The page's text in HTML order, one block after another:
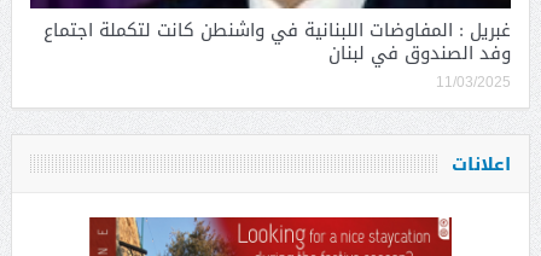
غبريل : المفاوضات اللبنانية في واشنطن كانت لتكملة اجتماع
وفد الصندوق في لبنان
11/03/2025
اعلانات